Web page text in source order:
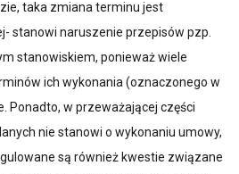
taka zmiana terminu jest
stanowi naruszenie przepisów pzp.
stanowiskiem, ponieważ wiele
ich wykonania (oznaczonego w
Ponadto, w przeważającej części
nie stanowi o wykonaniu umowy,
są również kwestie związane